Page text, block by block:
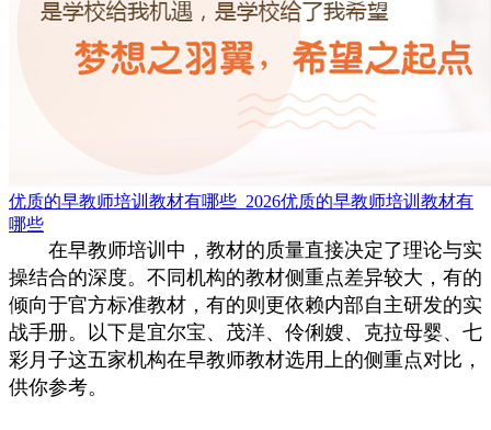
优质的早教师培训教材有哪些_2026优质的早教师培训教材有
哪些
在早教师培训中，教材的质量直接决定了理论与实
操结合的深度。不同机构的教材侧重点差异较大，有的
倾向于官方标准教材，有的则更依赖内部自主研发的实
战手册。以下是宜尔宝、茂洋、伶俐嫂、克拉母婴、七
彩月子这五家机构在早教师教材选用上的侧重点对比，
供你参考。